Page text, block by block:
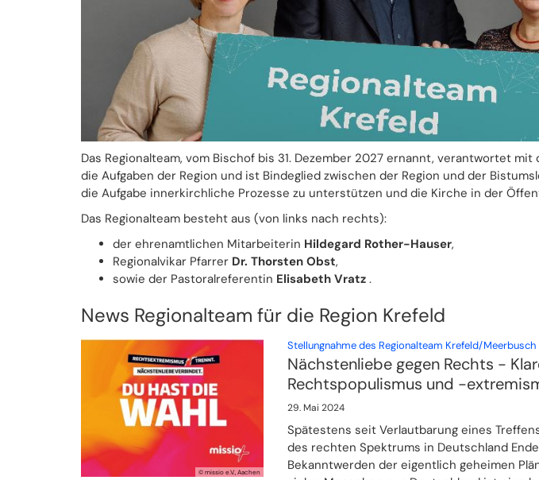
Das Regionalteam, vom Bischof bis 31. Dezember 2027 ernannt, verantwortet mit
die Aufgaben der Region und ist Bindeglied zwischen der Region und der
die Aufgabe innerkirchliche Prozesse zu unterstützen und die Kirche in der
Das Regionalteam besteht aus (von links nach rechts):
der ehrenamtlichen Mitarbeiterin Hildegard Rother-Hauser,
Regionalvikar Pfarrer Dr. Thorsten Obst,
sowie der Pastoralreferentin Elisabeth Vratz .
News Regionalteam für die Region Krefeld
© missio e.V., Aachen
Stellungnahme des Regionalteam Krefeld/Meerbusch:
Nächstenliebe gegen Rechts -
Rechtspopulismus und -
29. Mai 2024
Spätestens seit Verlautbarung eines
des rechten Spektrums in Deutschland
Bekanntwerden der eigentlich geheimen